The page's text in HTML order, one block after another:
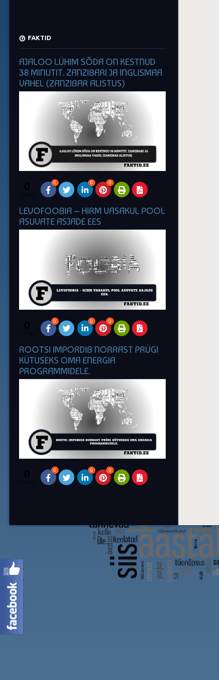
FAKTID
AJALOO LÜHIM SÕDA ON KESTNUD
38 MINUTIT. ZANZIBARI JA INGLISMAA
VAHEL (ZANZIBAR ALISTUS)
0 0 0 0
LEVOFOOBIA – HIRM VASAKUL POOL
ASUVATE ASJADE EES
0 0 0 0
ROOTSI IMPORDIB NORRAST PRÜGI
KÜTUSEKS OMA ENERGIA
PROGRAMMIDELE.
0 0 0 0